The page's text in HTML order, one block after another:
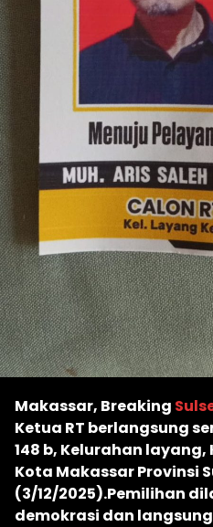
Makassar, Breaking
Ketua RT berlangsung
148 b, Kelurahan
Kota Makassar Provinsi
(3/12/2025).Pemilihan
demokrasi dan